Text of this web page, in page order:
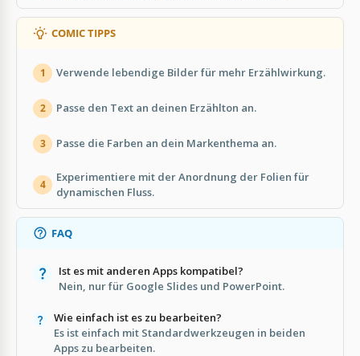
COMIC TIPPS
1 Verwende lebendige Bilder für mehr Erzählwirkung.
2 Passe den Text an deinen Erzählton an.
3 Passe die Farben an dein Markenthema an.
4
Experimentiere mit der Anordnung der Folien für
dynamischen Fluss.
FAQ
Ist es mit anderen Apps kompatibel?
Nein, nur für Google Slides und PowerPoint.
Wie einfach ist es zu bearbeiten?
Es ist einfach mit Standardwerkzeugen in beiden
Apps zu bearbeiten.